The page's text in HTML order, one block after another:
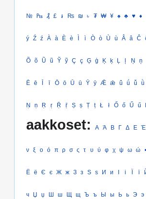
№ ₧ ₰ £ ៛ ₨ ₪ ৳ ₮ ₩ ¥ ♠ ♣ ♥ ♦
ý Ź ź À à È è Ì ì Ò ò Ù ù Â â Ĉ
Õ õ Ũ ũ Ỹ ỹ Ç ç Ģ ģ Ķ ķ Ļ ļ Ņ ņ
Ē ē Ī ī Ō ō Ū ū Ȳ ȳ Ǣ ǣ ǖ ǘ ǚ ǜ
Ṇ ṇ Ṛ ṛ Ṝ ṝ Ṣ ṣ Ṭ ṭ Ł ł Ő ő Ű ű
aakkoset: Α Ά Β Γ Δ Ε Έ
ν ξ ο ό π ρ σ ς τ υ ύ φ χ ψ ω ώ •
Ё ё Є є Ж ж З з Ѕ ѕ И и І і Ї ї
ч Џ џ Ш ш Щ щ Ъ ъ Ы ы Ь ь Э э